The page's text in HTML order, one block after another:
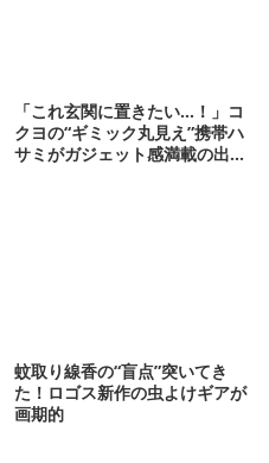
「これ玄関に置きたい…！」コ
クヨの“ギミック丸見え”携帯ハ
サミがガジェット感満載の出来
蚊取り線香の“盲点”突いてき
た！ロゴス新作の虫よけギアが
画期的